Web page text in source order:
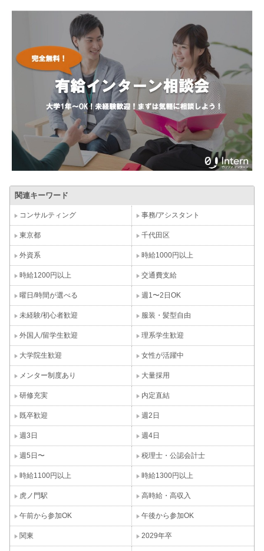
関連キーワード
コンサルティング 事務/アシスタント
東京都 千代田区
外資系 時給1000円以上
時給1200円以上 交通費支給
曜日/時間が選べる 週1〜2日OK
未経験/初心者歓迎 服装・髪型自由
外国人/留学生歓迎 理系学生歓迎
大学院生歓迎 女性が活躍中
メンター制度あり 大量採用
研修充実 内定直結
既卒歓迎 週2日
週3日 週4日
週5日〜 税理士・公認会計士
時給1100円以上 時給1300円以上
虎ノ門駅 高時給・高収入
午前から参加OK 午後から参加OK
関東 2029年卒